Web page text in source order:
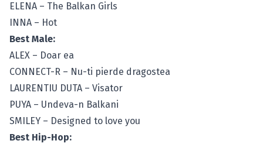
ELENA – The Balkan Girls
INNA – Hot
Best Male:
ALEX – Doar ea
CONNECT-R – Nu-ti pierde dragostea
LAURENTIU DUTA – Visator
PUYA – Undeva-n Balkani
SMILEY – Designed to love you
Best Hip-Hop: